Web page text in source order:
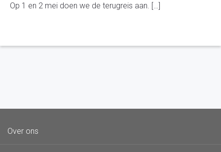
Op 1 en 2 mei doen we de terugreis aan. […]
Over ons